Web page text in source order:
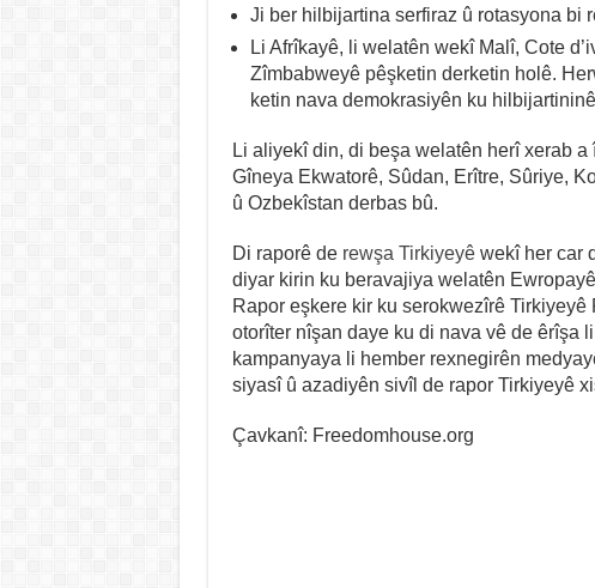
Ji ber hilbijartina serfiraz û rotasyona bi
Li Afrîkayê, li welatên wekî Malî, Cote
Zîmbabweyê pêşketin derketin holê.
ketin nava demokrasiyên ku
Li aliyekî din, di beşa welatên herî xerab
Gîneya Ekwatorê, Sûdan, Erître, Sûriye,
û Ozbekîstan derbas bû.
Di raporê de rewşa Tirkiyeyêwekî her car
diyar kirin ku beravajiya welatên
Rapor eşkere kir ku serokwezîrê
otorîter nîşan daye ku di nava vê de êrîşa
kampanyaya li hember rexnegirên
siyasî û azadiyên sivîl de rapor Tirkiyeyê
Çavkanî: Freedomhouse.org